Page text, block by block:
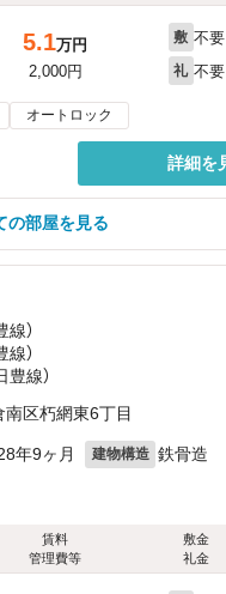
5.1万円
2,000円
敷 不要
礼 不要
オートロック
詳細を
の部屋を見る
線）
線）
豊線）
区朽網東6丁目
年9ヶ月 建物構造 鉄骨造
賃料
管理費等
敷金
礼金